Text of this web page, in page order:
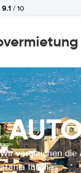
9.1 / 10
vergleichen die
für Sie.